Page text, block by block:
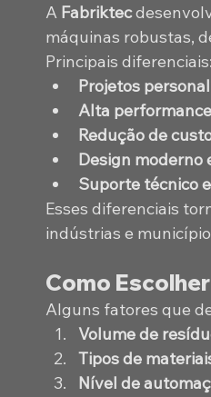
A Fabriktec
máquinas robustas,
Principais diferenciais:
Projetos
Alta
Redução de
Design moderno
Suporte técnico
Esses diferenciais
indústrias e
Como
Alguns fatores que
Volume de
Tipos de
Nível de